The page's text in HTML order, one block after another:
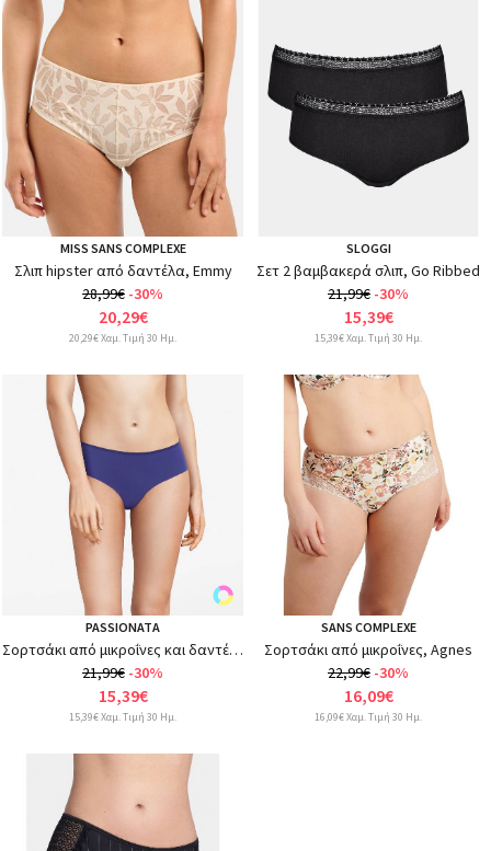
MISS SANS COMPLEXE
Σλιπ hipster από δαντέλα, Emmy
28,99€ -30%
20,29€
20,29€ Χαμ. Τιμή 30 Ημ.
SLOGGI
Σετ 2 βαμβακερά σλιπ, Go Ribbed
21,99€ -30%
15,39€
15,39€ Χαμ. Τιμή 30 Ημ.
PASSIONATA
Σορτσάκι από μικροΐνες και δαντέλα, Sun
21,99€ -30%
15,39€
15,39€ Χαμ. Τιμή 30 Ημ.
SANS COMPLEXE
Σορτσάκι από μικροΐνες, Agnes
22,99€ -30%
16,09€
16,09€ Χαμ. Τιμή 30 Ημ.